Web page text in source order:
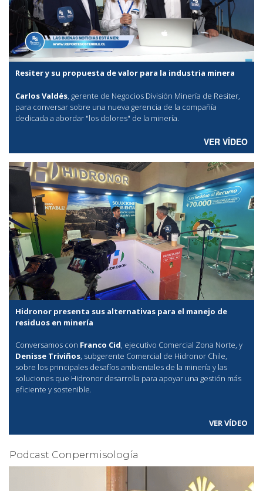
Resiter y su propuesta de valor para la industria minera
Carlos Valdés, gerente de Negocios División Minería de Resiter,
para conversar sobre una nueva gerencia de la compañía
dedicada a abordar "los dolores" de la minería.
VER VÍDEO
Hidronor presenta sus alternativas para el manejo de
residuos en minería
Conversamos con Franco Cid, ejecutivo Comercial Zona Norte, y
Denisse Triviños, subgerente Comercial de Hidronor Chile,
sobre los principales desafíos ambientales de la minería y las
soluciones que Hidronor desarrolla para apoyar una gestión más
eficiente y sostenible.
VER VÍDEO
Podcast Conpermisología